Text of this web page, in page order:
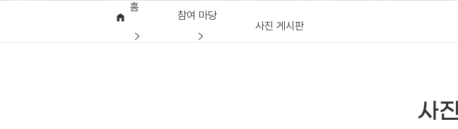
홈
참여 마당
사진 게시판
사